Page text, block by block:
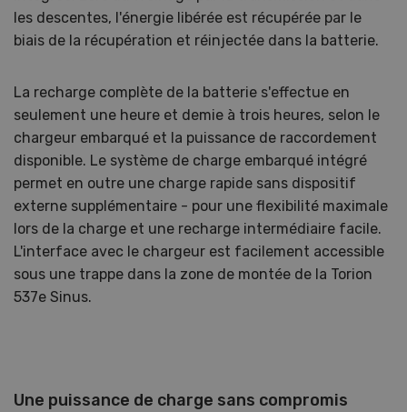
les descentes, l'énergie libérée est récupérée par le
biais de la récupération et réinjectée dans la batterie.
La recharge complète de la batterie s'effectue en
seulement une heure et demie à trois heures, selon le
chargeur embarqué et la puissance de raccordement
disponible. Le système de charge embarqué intégré
permet en outre une charge rapide sans dispositif
externe supplémentaire - pour une flexibilité maximale
lors de la charge et une recharge intermédiaire facile.
L'interface avec le chargeur est facilement accessible
sous une trappe dans la zone de montée de la Torion
537e Sinus.
Une puissance de charge sans compromis